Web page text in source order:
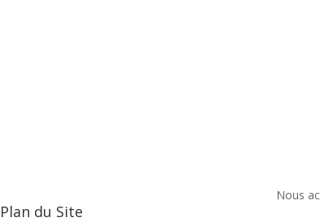
Nous
Plan du Site